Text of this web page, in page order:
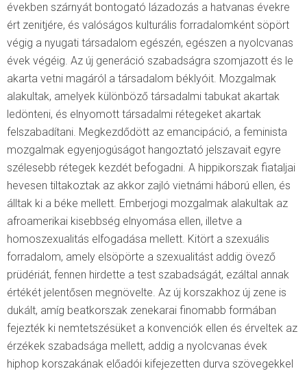
években szárnyát bontogató lázadozás a hatvanas évekre
ért zenitjére, és valóságos kulturális forradalomként söpört
végig a nyugati társadalom egészén, egészen a nyolcvanas
évek végéig. Az új generáció szabadságra szomjazott és le
akarta vetni magáról a társadalom béklyóit. Mozgalmak
alakultak, amelyek különböző társadalmi tabukat akartak
ledönteni, és elnyomott társadalmi rétegeket akartak
felszabadítani. Megkezdődött az emancipáció, a feminista
mozgalmak egyenjogúságot hangoztató jelszavait egyre
szélesebb rétegek kezdét befogadni. A hippikorszak fiataljai
hevesen tiltakoztak az akkor zajló vietnámi háború ellen, és
álltak ki a béke mellett. Emberjogi mozgalmak alakultak az
afroamerikai kisebbség elnyomása ellen, illetve a
homoszexualitás elfogadása mellett. Kitört a szexuális
forradalom, amely elsöpörte a szexualitást addig övező
prüdériát, fennen hirdette a test szabadságát, ezáltal annak
értékét jelentősen megnövelte. Az új korszakhoz új zene is
dukált, amíg beatkorszak zenekarai finomabb formában
fejezték ki nemtetszésüket a konvenciók ellen és érveltek az
érzékek szabadsága mellett, addig a nyolcvanas évek
hiphop korszakának előadói kifejezetten durva szövegekkel